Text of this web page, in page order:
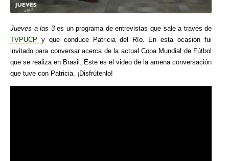
Jueves a las 3es un programa de entrevistas que sale a través de
TVPUCP y que conduce Patricia del Río. En esta ocasión fui
invitado para conversar acerca de la actual Copa Mundial de Fútbol
que se realiza en Brasil. Este es el video de la amena conversación
que tuve con Patricia. ¡Disfrútenlo!